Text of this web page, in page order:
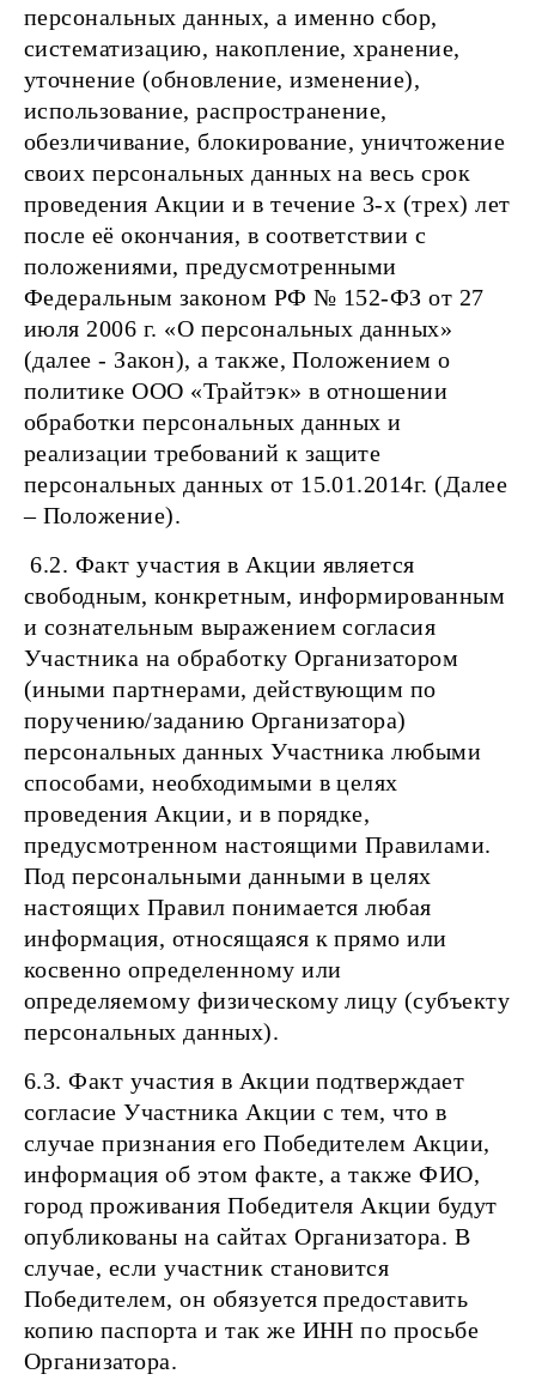
персональных данных, а именно сбор,
систематизацию, накопление, хранение,
уточнение (обновление, изменение),
использование, распространение,
обезличивание, блокирование, уничтожение
своих персональных данных на весь срок
проведения Акции и в течение 3-х (трех) лет
после её окончания, в соответствии с
положениями, предусмотренными
Федеральным законом РФ № 152-ФЗ от 27
июля 2006 г. «О персональных данных»
(далее - Закон), а также, Положением о
политике ООО «Трайтэк» в отношении
обработки персональных данных и
реализации требований к защите
персональных данных от 15.01.2014г. (Далее
– Положение).
6.2. Факт участия в Акции является
свободным, конкретным, информированным
и сознательным выражением согласия
Участника на обработку Организатором
(иными партнерами, действующим по
поручению/заданию Организатора)
персональных данных Участника любыми
способами, необходимыми в целях
проведения Акции, и в порядке,
предусмотренном настоящими Правилами.
Под персональными данными в целях
настоящих Правил понимается любая
информация, относящаяся к прямо или
косвенно определенному или
определяемому физическому лицу (субъекту
персональных данных).
6.3. Факт участия в Акции подтверждает
согласие Участника Акции с тем, что в
случае признания его Победителем Акции,
информация об этом факте, а также ФИО,
город проживания Победителя Акции будут
опубликованы на сайтах Организатора. В
случае, если участник становится
Победителем, он обязуется предоставить
копию паспорта и так же ИНН по просьбе
Организатора.